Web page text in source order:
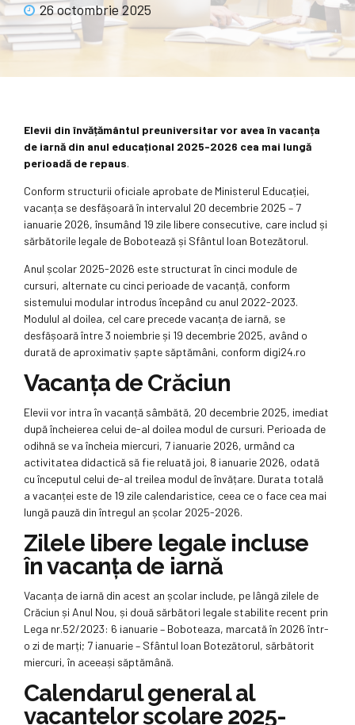
26 octombrie 2025
Elevii din învățământul preuniversitarvor avea în vacanța
de iarnă din anul educațional 2025-2026 cea mai lungă
perioadă de repaus.
Conform structurii oficiale aprobate de Ministerul Educației,
vacanța se desfășoară în intervalul 20 decembrie 2025 – 7
ianuarie 2026, însumând 19 zile libere consecutive, care includ și
sărbătorile legale de Bobotează și Sfântul Ioan Botezătorul.
Anul școlar 2025-2026 este structurat în cinci module de
cursuri, alternate cu cinci perioade de vacanță, conform
sistemului modular introdus începând cu anul 2022-2023.
Modulul al doilea, cel care precede vacanța de iarnă, se
desfășoară între 3 noiembrie și 19 decembrie 2025, având o
durată de aproximativ șapte săptămâni, conform digi24.ro
Vacanța de Crăciun
Elevii vor intra în vacanță sâmbătă, 20 decembrie 2025, imediat
după încheierea celui de-al doilea modul de cursuri. Perioada de
odihnă se va încheia miercuri, 7 ianuarie 2026, urmând ca
activitatea didactică să fie reluată joi, 8 ianuarie 2026, odată
cu începutul celui de-al treilea modul de învățare. Durata totală
a vacanței este de 19 zile calendaristice, ceea ce o face cea mai
lungă pauză din întregul an școlar 2025-2026.
Zilele libere legale incluse
în vacanța de iarnă
Vacanța de iarnă din acest an școlar include, pe lângă zilele de
Crăciun și Anul Nou, și două sărbători legale stabilite recent prin
Lega nr.52/2023: 6 ianuarie – Boboteaza, marcată în 2026 într-
o zi de marți; 7 ianuarie – Sfântul Ioan Botezătorul, sărbătorit
miercuri, în aceeași săptămână.
Calendarul general al
vacanțelor școlare 2025-